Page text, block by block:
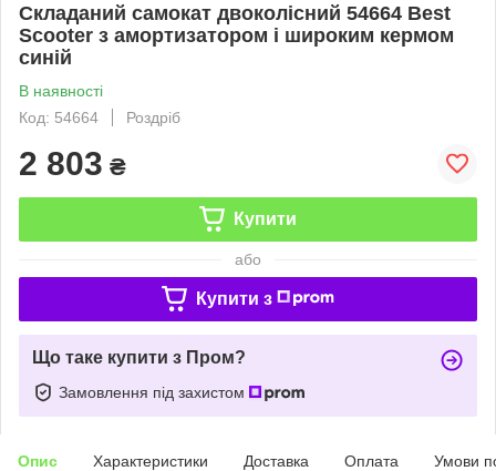
Складаний самокат двоколісний 54664 Best
Scooter з амортизатором і широким кермом
синій
В наявності
Код: 54664
Роздріб
2 803 ₴
Купити
або
Купити з
Що таке купити з Пром?
Замовлення під захистом
Опис Характеристики Доставка Оплата Умови